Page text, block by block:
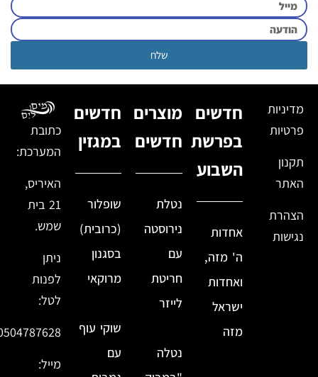
שלח
מדיניות
פרטיות
תקנון
האתר
הצהרת
נגישות
חדשים
בפרשת
השבוע
אחדות
ה' מזה,
ואחדות
ישראל
מזה
מוצרים
חדשים
נטלת
נירוסטה
עם
חריטת
לייזר
נטלה
חדשים
במגזין
שופלור
(כרובית)
בסגנון
מרוקאי
שוקי עוף
עם
כתובת
המערכת:
האיריס,
21 בית
שמש.
ניתן
לפנות
לטל:
מייל: